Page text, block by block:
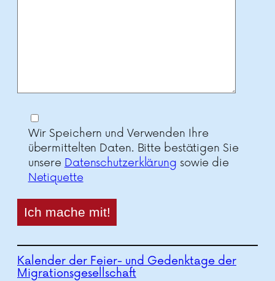
Wir Speichern und Verwenden Ihre
übermittelten Daten. Bitte bestätigen Sie
unsere Datenschutzerklärung sowie die
Netiquette
Kalender der Feier- und Gedenktage der
Migrationsgesellschaft